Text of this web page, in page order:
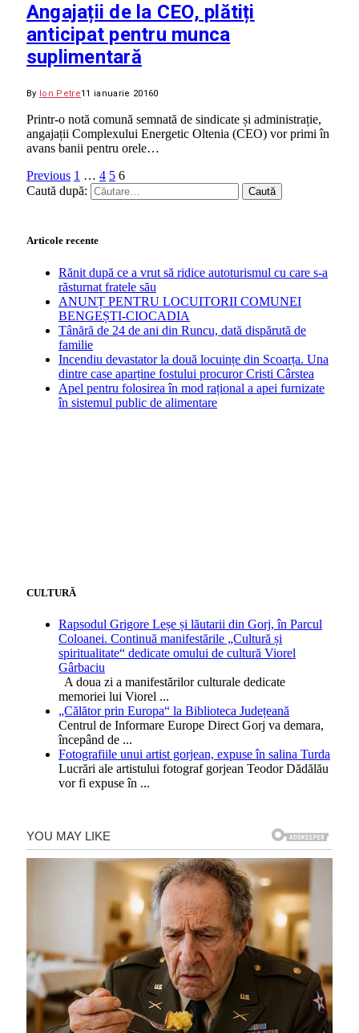
Angajații de la CEO, plătiți
anticipat pentru munca
suplimentară
By Ion Petre11 ianuarie 20160
Printr-o notă comună semnată de sindicate și administrație,
angajații Complexului Energetic Oltenia (CEO) vor primi în
avans banii pentru orele…
Previous 1 … 4 5 6
Caută după:
Articole recente
Rănit după ce a vrut să ridice autoturismul cu care s-a
răsturnat fratele său
ANUNȚ PENTRU LOCUITORII COMUNEI
BENGEȘTI-CIOCADIA
Tânără de 24 de ani din Runcu, dată dispărută de
familie
Incendiu devastator la două locuințe din Scoarța. Una
dintre case aparține fostului procuror Cristi Cârstea
Apel pentru folosirea în mod rațional a apei furnizate
în sistemul public de alimentare
CULTURĂ
Rapsodul Grigore Leșe și lăutarii din Gorj, în Parcul
Coloanei. Continuă manifestările „Cultură și
spiritualitate“ dedicate omului de cultură Viorel
Gârbaciu
A doua zi a manifestărilor culturale dedicate
memoriei lui Viorel ...
„Călător prin Europa“ la Biblioteca Județeană
Centrul de Informare Europe Direct Gorj va demara,
începând de ...
Fotografiile unui artist gorjean, expuse în salina Turda
Lucrări ale artistului fotograf gorjean Teodor Dădălău
vor fi expuse în ...